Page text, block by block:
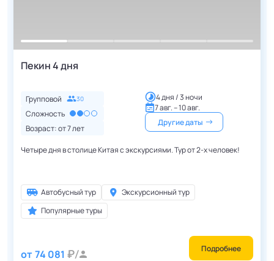
Пекин 4 дня
Групповой 30
Сложность
Возраст: от7лет
4 дня / 3 ночи
7 авг. – 10 авг.
Другие даты
Четыре дня в столице Китая с экскурсиями. Тур от 2-х человек!
Автобусный тур
Экскурсионный тур
Популярные туры
от 74 081 Подробнее